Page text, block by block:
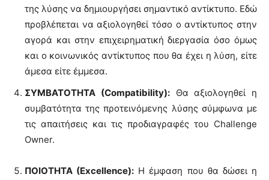
της λύσης να δημιουργήσει σημαντικό αντίκτυπο. Εδώ
προβλέπεται να αξιολογηθεί τόσο ο αντίκτυπος στην
αγορά και στην επιχειρηματική διεργασία όσο όμως
και ο κοινωνικός αντίκτυπος που θα έχει η λύση, είτε
άμεσα είτε έμμεσα.
ΣΥΜΒΑΤΟΤΗΤΑ (Compatibility):Θα αξιολογηθεί η
συμβατότητα της προτεινόμενης λύσης σύμφωνα με
τις απαιτήσεις και τις προδιαγραφές του Challenge
Owner.
ΠΟΙΟΤΗΤΑ (Excellence): H έμφαση που θα δώσει η